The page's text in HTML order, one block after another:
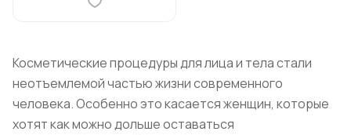
Косметические процедуры для лица и тела стали
неотъемлемой частью жизни современного
человека. Особенно это касается женщин, которые
хотят как можно дольше оставаться